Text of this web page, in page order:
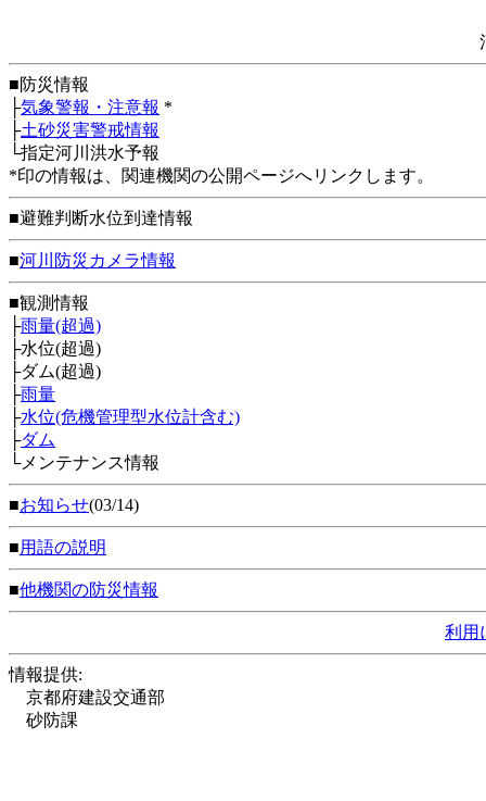
■防災情報
├気象警報・注意報 *
├土砂災害警戒情報
└指定河川洪水予報
*印の情報は、関連機関の公開ページへリンクします。
■避難判断水位到達情報
■河川防災カメラ情報
■観測情報
├雨量(超過)
├水位(超過)
├ダム(超過)
├雨量
├水位(危機管理型水位計含む)
├ダム
└メンテナンス情報
■お知らせ(03/14)
■用語の説明
■他機関の防災情報
利用
情報提供:
京都府建設交通部
砂防課